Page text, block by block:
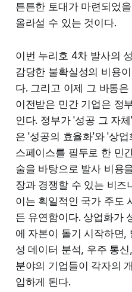
튼튼한 토대가 마련되었
올라설 수 있는 것이다.
이번 누리호 4차 발사의
감당한 불확실성의 비용
다. 그리고 이제 그 바통
이전받은 민간 기업은 정
인다. 정부가 '성공 그 자
은 '성공의 효율화'와 '상
스페이스를 필두로 한 민
술을 바탕으로 발사 비용
장과 경쟁할 수 있는 비즈
이는 획일적인 국가 주도
든 유연함이다. 상업화가
에 자본이 돌기 시작하면,
성 데이터 분석, 우주 통
분야의 기업들이 각자의
입하게 된다.